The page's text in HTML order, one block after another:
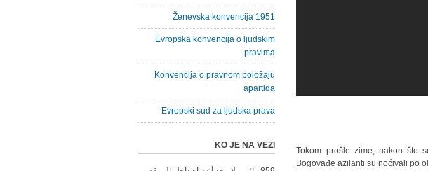
Tokom prošle zime, nakon što
Bogovađe azilanti su noćivali po
Ženevska konvencija 1951
Evropska konvencija o ljudskim
pravima
Konvencija o pravnom položaju
apartida
Evropski sud za ljudska prava
KO JE NA VEZI